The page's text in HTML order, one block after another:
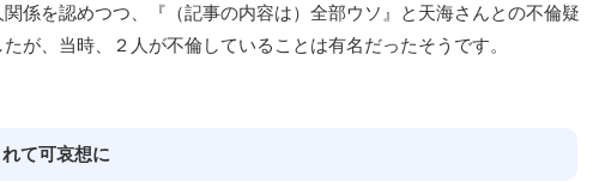
係を認めつつ、『（記事の内容は）全部ウソ』と天海さんとの不倫疑
が、当時、２人が不倫していることは有名だったそうです。
て可哀想に